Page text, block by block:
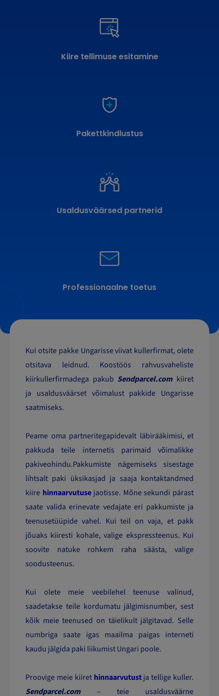
Kiire tellimuse esitamine
Pakettkindlustus
Usaldusväärsed partnerid
Professionaalne toetus
Kui otsite pakke Ungarisse viivat kullerfirmat, olete
otsitava leidnud. Koostöös rahvusvaheliste
kiirkullerfirmadega pakub Sendparcel.com kiiret
ja usaldusväärset võimalust pakkide Ungarisse
saatmiseks.
Peame oma partneritegapidevalt läbirääkimisi, et
pakkuda teile internetis parimaid võimalikke
pakiveohindu.Pakkumiste nägemiseks sisestage
lihtsalt paki üksikasjad ja saaja kontaktandmed
kiire hinnaarvutuse jaotisse. Mõne sekundi pärast
saate valida erinevate vedajate eri pakkumiste ja
teenusetüüpide vahel. Kui teil on vaja, et pakk
jõuaks kiiresti kohale, valige ekspressteenus. Kui
soovite natuke rohkem raha säästa, valige
soodusteenus.
Kui olete meie veebilehel teenuse valinud,
saadetakse teile kordumatu jälgimisnumber, sest
kõik meie teenused on täielikult jälgitavad. Selle
numbriga saate igas maailma paigas interneti
kaudu jälgida paki liikumist Ungari poole.
Proovige meie kiiret hinnaarvutustja tellige kuller.
Sendparcel.com – teie usaldusväärne